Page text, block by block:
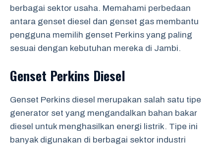
berbagai sektor usaha. Memahami perbedaan
antara genset diesel dan genset gas membantu
pengguna memilih genset Perkins yang paling
sesuai dengan kebutuhan mereka di Jambi.
Genset Perkins Diesel
Genset Perkins diesel merupakan salah satu tipe
generator set yang mengandalkan bahan bakar
diesel untuk menghasilkan energi listrik. Tipe ini
banyak digunakan di berbagai sektor industri